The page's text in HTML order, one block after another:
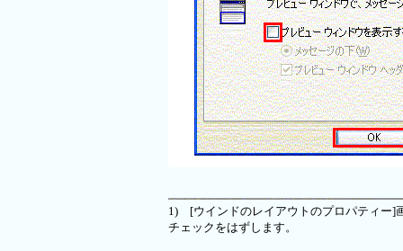
1) [ウインドのレイアウトのプロパティー]
チェックをはずします。